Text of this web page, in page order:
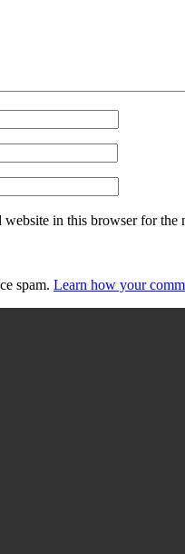
website in this browser for the
spam. Learn how your